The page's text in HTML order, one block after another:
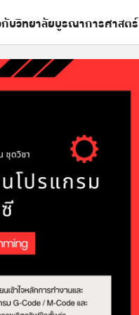
กับวิทยาลัยบูรณาการศาสตร์